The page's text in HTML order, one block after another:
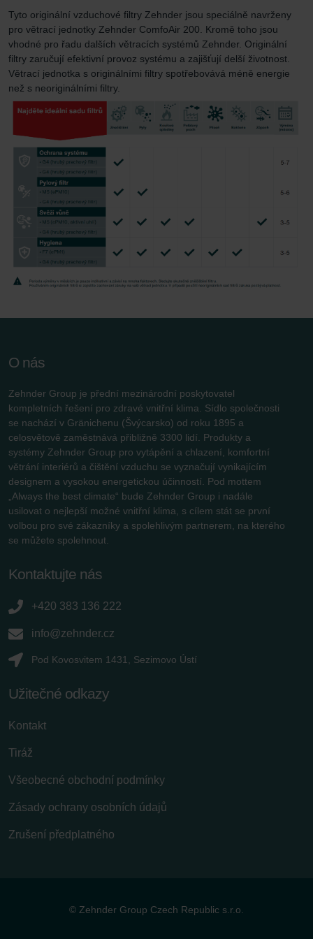
Tyto originální vzduchové filtry Zehnder jsou speciálně navrženy
pro větrací jednotky Zehnder ComfoAir 200. Kromě toho jsou
vhodné pro řadu dalších větracích systémů Zehnder. Originální
filtry zaručují efektivní provoz systému a zajišťují delší životnost.
Větrací jednotka s originálními filtry spotřebovává méně energie
než s neoriginálními filtry.
O nás
Zehnder Group je přední mezinárodní poskytovatel
kompletních řešení pro zdravé vnitřní klima. Sídlo společnosti
se nachází v Gränichenu (Švýcarsko) od roku 1895 a
celosvětově zaměstnává přibližně 3300 lidí. Produkty a
systémy Zehnder Group pro vytápění a chlazení, komfortní
větrání interiérů a čištění vzduchu se vyznačují vynikajícím
designem a vysokou energetickou účinností. Pod mottem
„Always the best climate“ bude Zehnder Group i nadále
usilovat o nejlepší možné vnitřní klima, s cílem stát se první
volbou pro své zákazníky a spolehlivým partnerem, na kterého
se můžete spolehnout.
Kontaktujte nás
+420 383 136 222
info@zehnder.cz
Pod Kovosvitem 1431, Sezimovo Ústí
Užitečné odkazy
Kontakt
Tiráž
Všeobecné obchodní podmínky
Zásady ochrany osobních údajů
Zrušení předplatného
© Zehnder Group Czech Republic s.r.o.